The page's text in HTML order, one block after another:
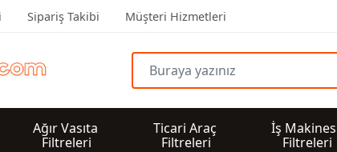
Sipariş Takibi Müşteri Hizmetleri
Ağır Vasıta
Filtreleri
Ticari Araç
Filtreleri
İş
Filtreleri